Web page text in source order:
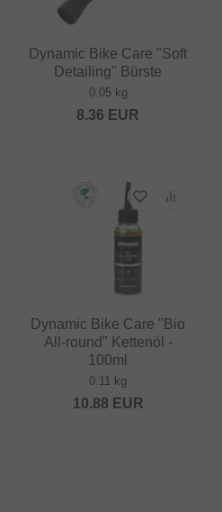
Dynamic Bike Care "Soft
Detailing" Bürste
0.05 kg
8.36 EUR
Dynamic Bike Care "Bio
All-round" Kettenöl -
100ml
0.11 kg
10.88 EUR